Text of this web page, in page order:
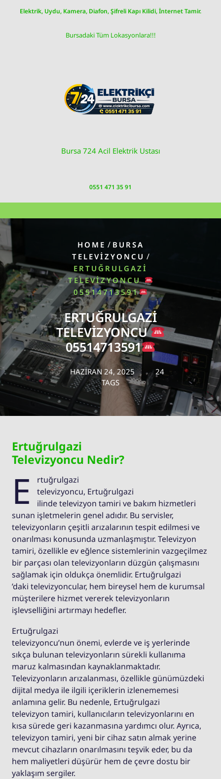
Elektrik, Uydu, Kamera, Diafon, Şifreli Kapı Kilidi, İnternet Tamir.
Bursadaki Tüm Lokasyonlara!!!
Bursa 724 Acil Elektrik Ustası
0551 471 35 91
HOME / BURSA
TELEVIZYONCU /
ERTUĞRULGAZI
TELEVIZYONCU
05514713591
ERTUĞRULGAZI
TELEVIZYONCU
05514713591
HAZIRAN 24, 2025
24
TAGS
Ertuğrulgazi
Televizyoncu Nedir?
E
rtuğrulgazi
televizyoncu, Ertuğrulgazi
ilinde televizyon tamiri ve bakım hizmetleri
sunan işletmelerin genel adıdır. Bu servisler,
televizyonların çeşitli arızalarının tespit edilmesi ve
onarılması konusunda uzmanlaşmıştır. Televizyon
tamiri, özellikle ev eğlence sistemlerinin vazgeçilmez
bir parçası olan televizyonların düzgün çalışmasını
sağlamak için oldukça önemlidir. Ertuğrulgazi
’daki televizyoncular, hem bireysel hem de kurumsal
müşterilere hizmet vererek televizyonların
işlevselliğini artırmayı hedefler.
Ertuğrulgazi
televizyoncu’nun önemi, evlerde ve iş yerlerinde
sıkça bulunan televizyonların sürekli kullanıma
maruz kalmasından kaynaklanmaktadır.
Televizyonların arızalanması, özellikle günümüzdeki
dijital medya ile ilgili içeriklerin izlenememesi
anlamına gelir. Bu nedenle, Ertuğrulgazi
televizyon tamiri, kullanıcıların televizyonlarını en
kısa sürede geri kazanmasına yardımcı olur. Ayrıca,
televizyon tamiri, yeni bir cihaz satın almak yerine
mevcut cihazların onarılmasını teşvik eder, bu da
hem maliyetleri düşürür hem de çevre dostu bir
yaklaşım sergiler.